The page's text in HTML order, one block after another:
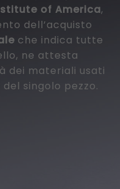
of America,
dell’acquisto
che indica tutte
ne attesta
dei materiali usati
singolo pezzo.